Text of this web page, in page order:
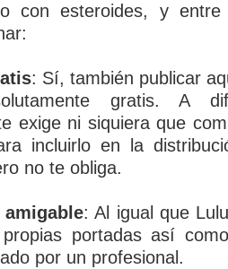
con esteroides, y
: Sí, también publicar
gratis. A
exige ni siquiera que
incluirlo en la
no te obliga.
: Al igual que
portadas así
por un profesional.